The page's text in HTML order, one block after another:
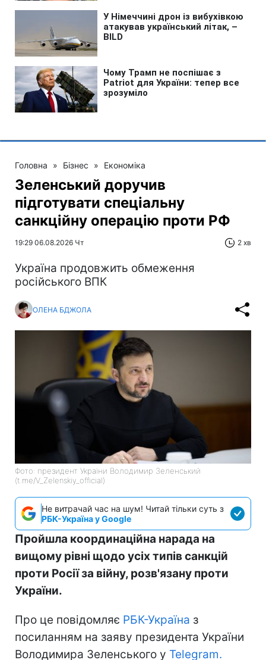
Головна » Бізнес » Економіка
Зеленський доручив
підготувати спеціальну
санкційну операцію проти РФ
19:29 06.08.2026 Чт 2 хв
Україна продовжить обмеження
російського ВПК
ОЛЕНА БДЖОЛА
Фото: президент України Володимир Зеленський
(t.me/V_Zelenskiy_official)
Не витрачай час на шум! Читай тільки суть з
РБК-Україна у Google
Пройшла координаційна нарада на
вищому рівні щодо усіх типів санкцій
проти Росії за війну, розв'язану проти
України.
Про це повідомляє РБК-Україна з
посиланням на заяву президента України
Володимира Зеленського у Telegram.